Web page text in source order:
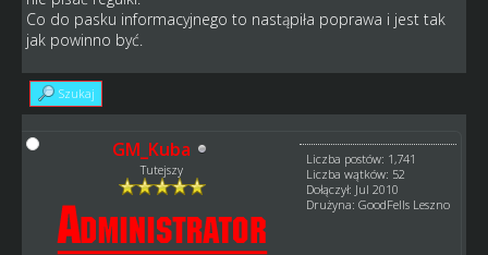
Co do pasku informacyjnego to nastąpiła poprawa i jest tak
jak powinno być.
Szukaj
GM_Kuba
Tutejszy
Liczba postów: 1,741
Liczba wątków: 52
Dołączył: Jul 2010
Drużyna: GoodFells Leszno